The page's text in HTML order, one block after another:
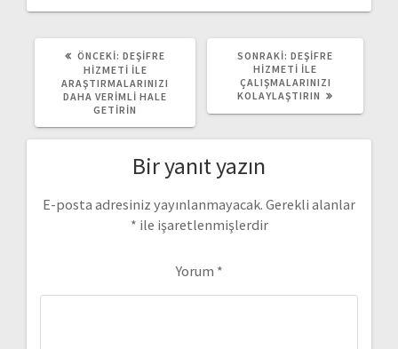
ÖNCEKI: ÖNCEKI
YAZI:
DEŞIFRE
HIZMETI ILE
ARAŞTIRMALARINIZI
DAHA VERIMLI HALE
GETIRIN
SONRAKI: SONRAKI
YAZI:
DEŞIFRE
HIZMETI ILE
ÇALIŞMALARINIZI
KOLAYLAŞTIRIN
Bir yanıt yazın
E-posta adresiniz yayınlanmayacak. Gerekli alanlar
* ile işaretlenmişlerdir
Yorum *